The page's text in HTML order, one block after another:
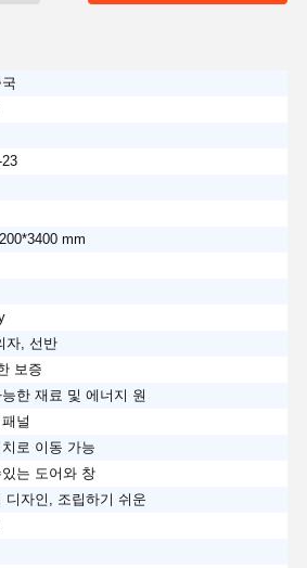
mm
자, 선반
보증
한 재료 및 에너지 원
널
로 이동 가능
는 도어와 창
디자인, 조립하기 쉬운